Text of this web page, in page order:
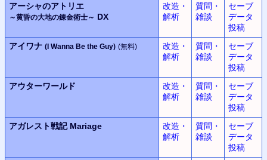
アーシャのアトリエ
～黄昏の大地の錬金術士～ DX
改造・
解析
質問・
雑談
セーブ
データ
投稿
アイワナ (I Wanna Be the Guy) (無料)
改造・
解析
質問・
雑談
セーブ
データ
投稿
アウターワールド
改造・
解析
質問・
雑談
セーブ
データ
投稿
アガレスト戦記 Mariage
改造・
解析
質問・
雑談
セーブ
データ
投稿